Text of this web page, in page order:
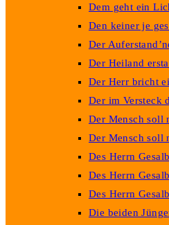
Dem geht ein
Den keiner je
Der
Der Heiland
Der Herr bricht
Der im Versteck
Der Mensch soll
Der Mensch soll
Des Herrn
Des Herrn
Des Herrn
Die beiden